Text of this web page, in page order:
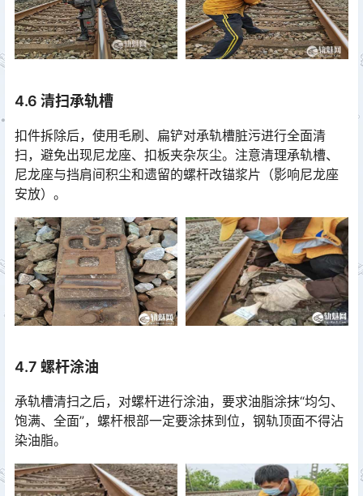
4.6 清扫承轨槽
扣件拆除后，使用毛刷、扁铲对承轨槽脏污进行全面清
扫，避免出现尼龙座、扣板夹杂灰尘。注意清理承轨槽、
尼龙座与挡肩间积尘和遗留的螺杆改锚浆片（影响尼龙座
安放）。
4.7 螺杆涂油
承轨槽清扫之后，对螺杆进行涂油，要求油脂涂抹“均匀、
饱满、全面”，螺杆根部一定要涂抹到位，钢轨顶面不得沾
染油脂。